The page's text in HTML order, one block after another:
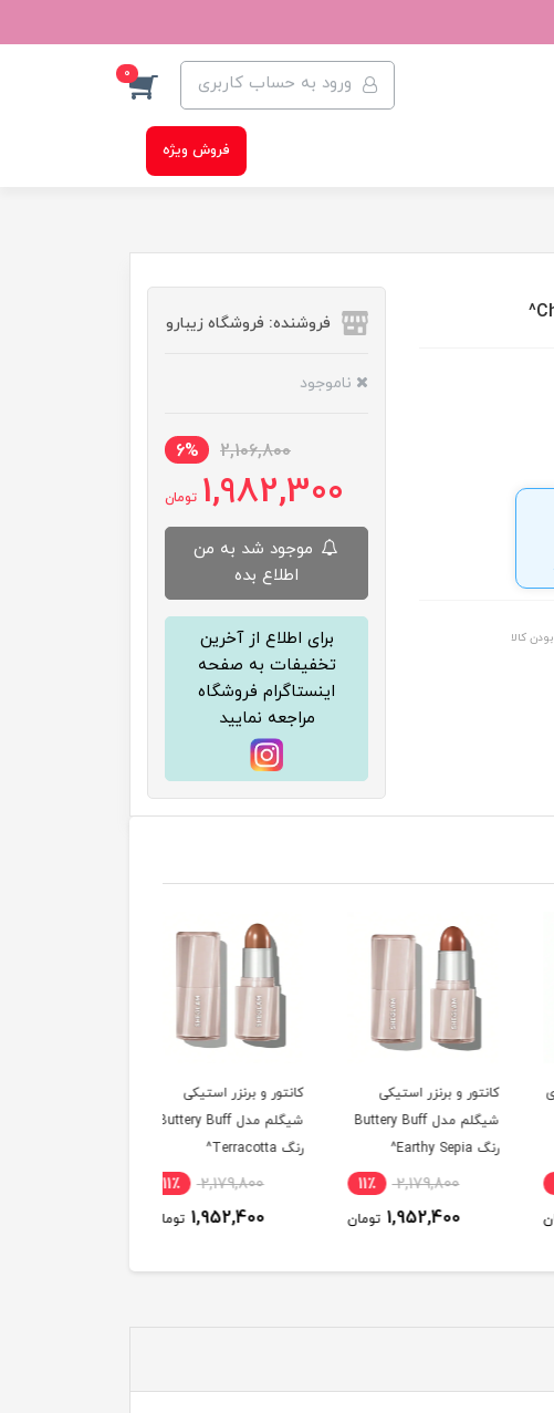
ورود به حساب کاربری 0
فروش ویژه
کالا
فروشنده: فروشگاه زیبارو
ناموجود
2,106,800
6%
1,982,300 تومان
موجود شد به من
اطلاع بده
برای اطلاع از آخرین
تخفیفات به صفحه
اینستاگرام فروشگاه
مراجعه نمایید
کانتور و برنزر استیکی
شیگلم مدل Buttery Buff
رنگ Earthy Sepia^
2,179,800 11٪
1,952,400 تومان
کانتور و برنزر استیکی
شیگلم مدل Buttery Buff
2,179,800 11٪
1,952,400 تومان